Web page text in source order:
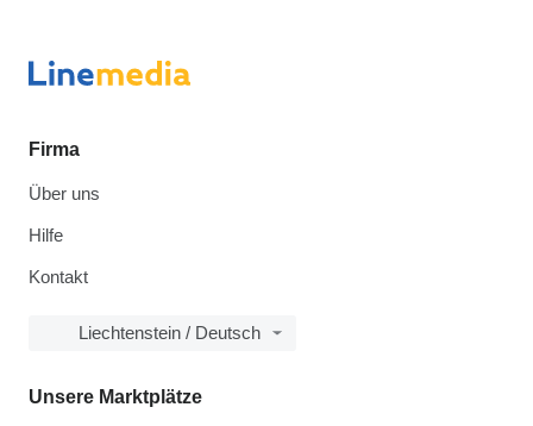
Firma
Über uns
Hilfe
Kontakt
Liechtenstein / Deutsch
Unsere Marktplätze